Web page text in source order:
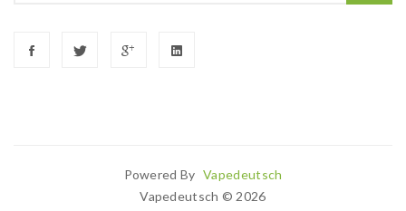
Powered By
Slots Uk 78win Slot Gacor
Vapedeutsch
Vapedeutsch © 2026